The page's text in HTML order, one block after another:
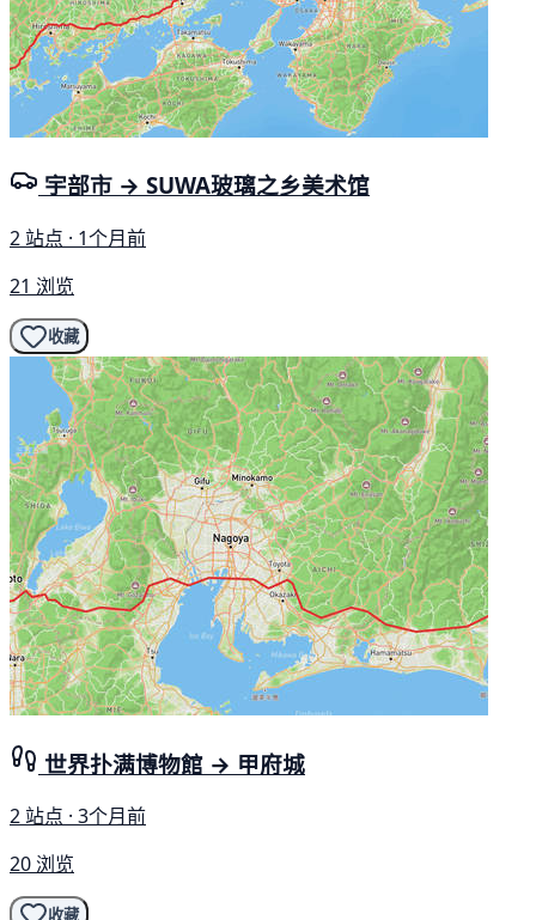
宇部市 → SUWA玻璃之乡美术馆
2 站点 · 1个月前
21 浏览
收藏
世界扑满博物館 → 甲府城
2 站点 · 3个月前
20 浏览
收藏